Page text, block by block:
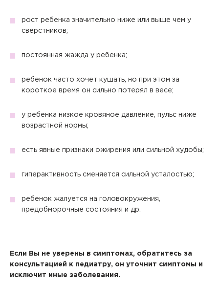
рост ребенка значительно ниже или выше чем у
сверстников;
постоянная жажда у ребенка;
ребенок часто хочет кушать, но при этом за
короткое время он сильно потерял в весе;
у ребенка низкое кровяное давление, пульс ниже
возрастной нормы;
есть явные признаки ожирения или сильной худобы;
гиперактивность сменяется сильной усталостью;
ребенок жалуется на головокружения,
предобморочные состояния и др.
Если Вы не уверены в симптомах, обратитесь за
консультацией к педиатру, он уточнит симптомы и
исключит иные заболевания.